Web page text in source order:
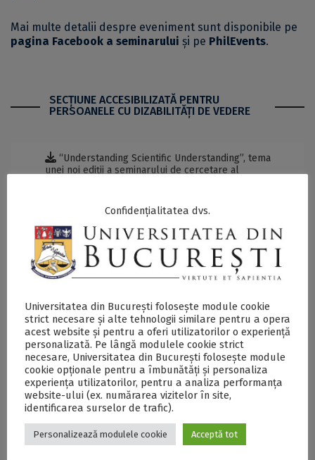
Mai multe detalii despre eveniment sunt disponibile pe
pagina Facebook a seminarului și pe PhilEvents.
SECŢIUNE ACCESIBILIZATĂ PENTRU
PERSOANELE CU DIZABILITĂŢI DE VEDERE
“Understanding Scientific Understanding”, tema
unei noi ediții a seminarului de cercetare al
Postări Asemănătoare:
“Understanding
without
explanation: the
case is not closed”,
tema unei noi ediții
a seminarului de
“Free Will and the
Metaphysics of
Time: Is there a
Future for
Freedom?”, tema
unei noi ediții a
Confidențialitatea dvs.
Universitatea din București folosește module cookie
strict necesare și alte tehnologii similare pentru a opera
acest website și pentru a oferi utilizatorilor o experiență
personalizată. Pe lângă modulele cookie strict
necesare, Universitatea din București folosește module
cookie opționale pentru a îmbunătăți și personaliza
experiența utilizatorilor, pentru a analiza performanța
website-ului (ex. numărarea vizitelor în site,
identificarea surselor de trafic).
Personalizează modulele cookie Acceptă tot